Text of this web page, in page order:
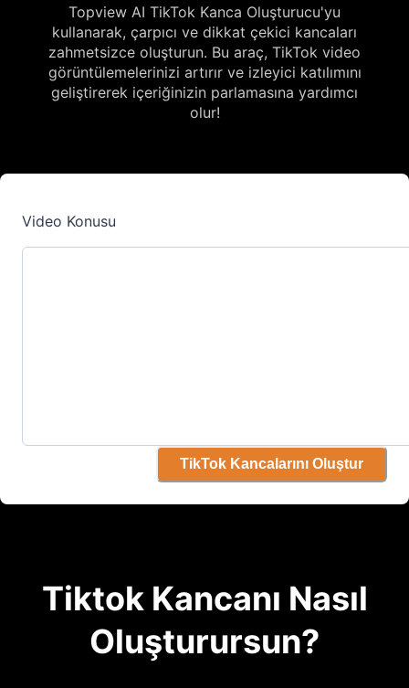
Topview AI TikTok Kanca Oluşturucu'yu
kullanarak, çarpıcı ve dikkat çekici kancaları
zahmetsizce oluşturun. Bu araç, TikTok video
görüntülemelerinizi artırır ve izleyici katılımını
geliştirerek içeriğinizin parlamasına yardımcı
olur!
Video Konusu
TikTok Kancalarını Oluştur
Tiktok Kancanı Nasıl
Oluşturursun?